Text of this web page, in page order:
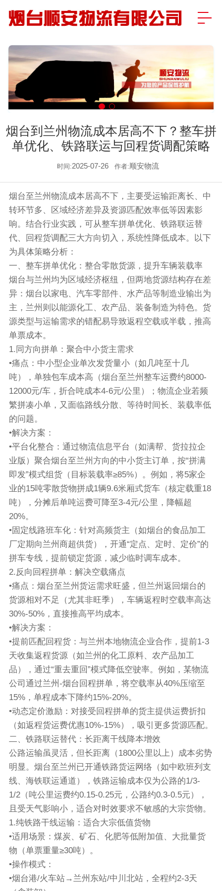
烟台到兰州物流成本居高不下？整车拼
单优化、铁路联运与回程货调配策略
时间:2025-07-26 作者:顺安物流
烟台至兰州物流成本居高不下，主要受运输距离长、中
转环节多、区域经济差异及资源匹配效率低等因素影
响。结合行业实践，可从整车拼单优化、铁路联运替
代、回程货调配三大方向切入，系统性降低成本。以下
为具体策略分析：
一、整车拼单优化：整合零散货源，提升车辆装载率
烟台与兰州均为区域经济枢纽，但两地货源结构存在差
异：烟台以家电、汽车零部件、水产品等制造业输出为
主，兰州则以能源化工、农产品、装备制造为特色。货
源类型与运输需求的错配易导致返程空载或半载，推高
单票成本。
1.同方向拼单：聚合中小货主需求
•痛点：中小型企业单次发货量小（如几吨至十几
吨），单独包车成本高（烟台至兰州整车运费约8000-
12000元/车，折合吨成本4-6元/公里）；物流企业若频
繁拼凑小单，又面临路线分散、等待时间长、装载率低
的问题。
•解决方案：
•平台化整合：通过物流信息平台（如满帮、货拉拉企
业版）聚合烟台至兰州方向的中小货主订单，按“拼满
即发”模式组货（目标装载率≥85%）。例如，将5家企
业的15吨零散货物拼成1辆9.6米厢式货车（核定载重18
吨），分摊后单吨运费可降至3-4元/公里，降幅超
20%。
•固定线路班车化：针对高频货主（如烟台的食品加工
厂定期向兰州商超供货），开通“定点、定时、定价”的
拼车专线，提前锁定货源，减少临时调车成本。
2.反向回程拼单：解决空载痛点
•痛点：烟台至兰州货运需求旺盛，但兰州返回烟台的
货源相对不足（尤其非旺季），车辆返程时空载率高达
30%-50%，直接推高平均成本。
•解决方案：
•提前匹配回程货：与兰州本地物流企业合作，提前1-3
天收集返程货源（如兰州的化工原料、农产品加工
品），通过“重去重回”模式降低空驶率。例如，某物流
公司通过兰州-烟台回程拼单，将空载率从40%压缩至
15%，单程成本下降约15%-20%。
•动态定价激励：对接受回程拼单的货主提供运费折扣
（如返程货运费优惠10%-15%），吸引更多货源匹配。
二、铁路联运替代：长距离干线降本增效
公路运输虽灵活，但长距离（1800公里以上）成本劣势
明显。烟台至兰州已开通铁路货运网络（如中欧班列支
线、海铁联运通道），铁路运输成本仅为公路的1/3-
1/2（吨公里运费约0.15-0.25元，公路约0.3-0.5元），
且受天气影响小，适合对时效要求不敏感的大宗货物。
1.纯铁路干线运输：适合大宗低值货物
•适用场景：煤炭、矿石、化肥等低附加值、大批量货
物（单票重量≥30吨）。
•操作模式：
•烟台港/火车站→兰州东站/中川北站，全程约2-3天